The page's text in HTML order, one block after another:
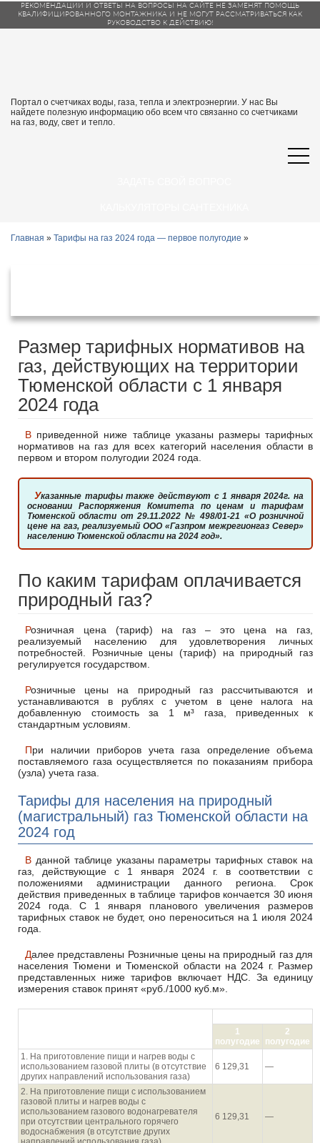
РЕКОМЕНДАЦИИ И ОТВЕТЫ НА ВОПРОСЫ НА САЙТЕ НЕ ЗАМЕНЯТ ПОМОЩЬ
КВАЛИФИЦИРОВАННОГО МОНТАЖНИКА И НЕ МОГУТ РАССМАТРИВАТЬСЯ КАК
РУКОВОДСТВО К ДЕЙСТВИЮ!
Портал о счетчиках воды, газа, тепла и электроэнергии. У нас Вы
найдете полезную информацию обо всем что связанно со счетчиками
на газ, воду, свет и тепло.
Главная » Тарифы на газ 2024 года — первое полугодие »
Размер тарифных нормативов на
газ, действующих на территории
Тюменской области с 1 января
2024 года
В приведенной ниже таблице указаны размеры тарифных
нормативов на газ для всех категорий населения области в
первом и втором полугодии 2024 года.
Указанные тарифы также действуют с 1 января 2024г. на
основании Распоряжения Комитета по ценам и тарифам
Тюменской области от 29.11.2022 № 498/01-21 «О розничной
цене на газ, реализуемый ООО «Газпром межрегионгаз Север»
населению Тюменской области на 2024 год».
По каким тарифам оплачивается
природный газ?
Розничная цена (тариф) на газ – это цена на газ,
реализуемый населению для удовлетворения личных
потребностей. Розничные цены (тариф) на природный газ
регулируется государством.
Розничные цены на природный газ рассчитываются и
устанавливаются в рублях с учетом в цене налога на
добавленную стоимость за 1 м³ газа, приведенных к
стандартным условиям.
При наличии приборов учета газа определение объема
поставляемого газа осуществляется по показаниям прибора
(узла) учета газа.
Тарифы для населения на природный
(магистральный) газ Тюменской области на
2024 год
В данной таблице указаны параметры тарифных ставок на
газ, действующие с 1 января 2024 г. в соответствии с
положениями администрации данного региона. Срок
действия приведенных в таблице тарифов кончается 30 июня
2024 года. С 1 января планового увеличения размеров
тарифных ставок не будет, оно переноситься на 1 июля 2024
года.
Далее представлены Розничные цены на природный газ для
населения Тюмени и Тюменской области на 2024 г. Размер
представленных ниже тарифов включает НДС. За единицу
измерения ставок принят «руб./1000 куб.м».
1
полугодие
2
полугодие
1. На приготовление пищи и нагрев воды с
использованием газовой плиты (в отсутствие
других направлений использования газа)
6 129,31 —
2. На приготовление пищи с использованием
газовой плиты и нагрев воды с
использованием газового водонагревателя
при отсутствии центрального горячего
водоснабжения (в отсутствие других
6 129,31 —